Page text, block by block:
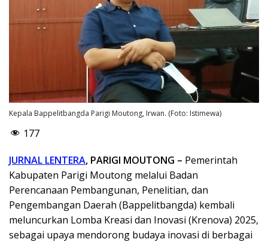
Kepala Bappelitbangda Parigi Moutong, Irwan. (Foto: Istimewa)
177
JURNAL LENTERA, PARIGI MOUTONG – Pemerintah
Kabupaten Parigi Moutong melalui Badan
Perencanaan Pembangunan, Penelitian, dan
Pengembangan Daerah (Bappelitbangda) kembali
meluncurkan Lomba Kreasi dan Inovasi (Krenova) 2025,
sebagai upaya mendorong budaya inovasi di berbagai